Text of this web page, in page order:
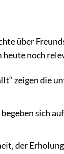
über
heute noch
zeigen die
sich
der